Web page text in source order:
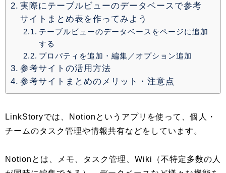
実際にテーブルビューのデータベースで参考
サイトまとめ表を作ってみよう
テーブルビューのデータベースをページに追加
する
プロパティを追加・編集／オプション追加
参考サイトの活用方法
参考サイトまとめのメリット・注意点
LinkStoryでは、Notionというアプリを使って、個人・
チームのタスク管理や情報共有などをしています。
Notionとは、メモ、タスク管理、Wiki（不特定多数の人